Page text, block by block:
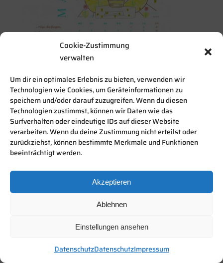
Cookie-Zustimmung
verwalten
Um dir ein optimales Erlebnis zu bieten, verwenden wir
Technologien wie Cookies, um Geräteinformationen zu
speichern und/oder darauf zuzugreifen. Wenn du diesen
Technologien zustimmst, können wir Daten wie das
Surfverhalten oder eindeutige IDs auf dieser Website
verarbeiten. Wenn du deine Zustimmung nicht erteilst oder
zurückziehst, können bestimmte Merkmale und Funktionen
beeinträchtigt werden.
Akzeptieren
Ablehnen
Einstellungen ansehen
DatenschutzDatenschutzImpressum